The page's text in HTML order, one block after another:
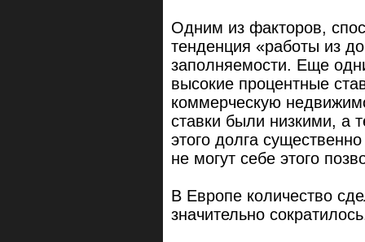
Одним из факторов,
тенденция «работы из
заполняемости. Еще
высокие процентные
коммерческую
ставки были низкими, а
этого долга
не могут себе этого
В Европе количество
значительно